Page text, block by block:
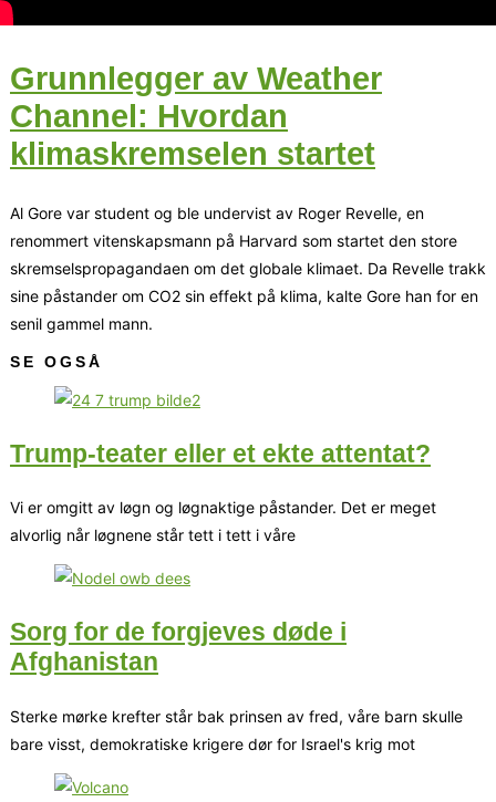
Grunnlegger av Weather
Channel: Hvordan
klimaskremselen startet
Al Gore var student og ble undervist av Roger Revelle, en
renommert vitenskapsmann på Harvard som startet den store
skremselspropagandaen om det globale klimaet. Da Revelle trakk
sine påstander om CO2 sin effekt på klima, kalte Gore han for en
senil gammel mann.
SE OGSÅ
Trump-teater eller et ekte attentat?
Vi er omgitt av løgn og løgnaktige påstander. Det er meget
alvorlig når løgnene står tett i tett i våre
Sorg for de forgjeves døde i
Afghanistan
Sterke mørke krefter står bak prinsen av fred, våre barn skulle
bare visst, demokratiske krigere dør for Israel's krig mot